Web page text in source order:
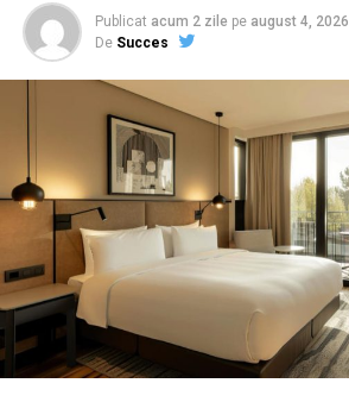
Publicat acum 2 zile pe august 4, 2026
De Succes